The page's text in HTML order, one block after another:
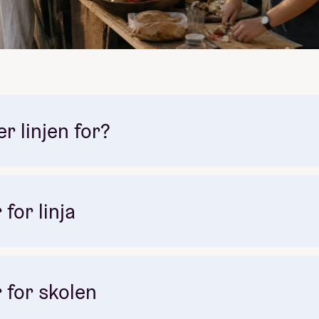
linjen for?
for linja
skolen